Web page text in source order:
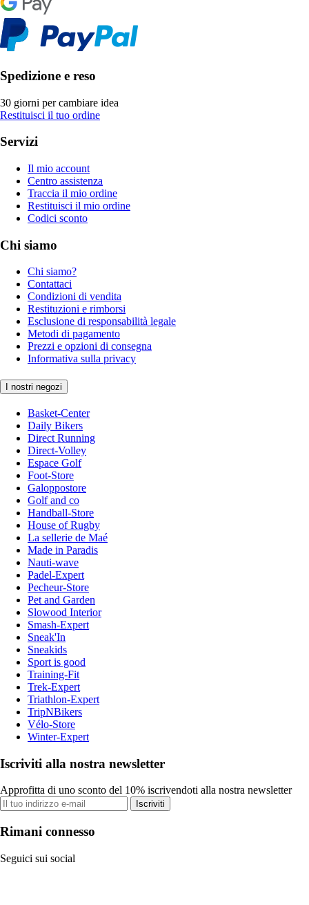
Spedizione e reso
30 giorni per cambiare idea
Restituisci il tuo ordine
Servizi
Il mio account
Centro assistenza
Traccia il mio ordine
Restituisci il mio ordine
Codici sconto
Chi siamo
Chi siamo?
Contattaci
Condizioni di vendita
Restituzioni e rimborsi
Esclusione di responsabilità legale
Metodi di pagamento
Prezzi e opzioni di consegna
Informativa sulla privacy
I nostri negozi
Basket-Center
Daily Bikers
Direct Running
Direct-Volley
Espace Golf
Foot-Store
Galoppostore
Golf and co
Handball-Store
House of Rugby
La sellerie de Maé
Made in Paradis
Nauti-wave
Padel-Expert
Pecheur-Store
Pet and Garden
Slowood Interior
Smash-Expert
Sneak'In
Sneakids
Sport is good
Training-Fit
Trek-Expert
Triathlon-Expert
TripNBikers
Vélo-Store
Winter-Expert
Iscriviti alla nostra newsletter
Approfitta di uno sconto del 10% iscrivendoti alla nostra newsletter
Iscriviti
Rimani connesso
Seguici sui social